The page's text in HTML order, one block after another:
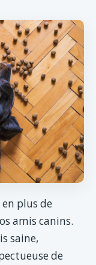
plus de
amis canins.
saine,
de